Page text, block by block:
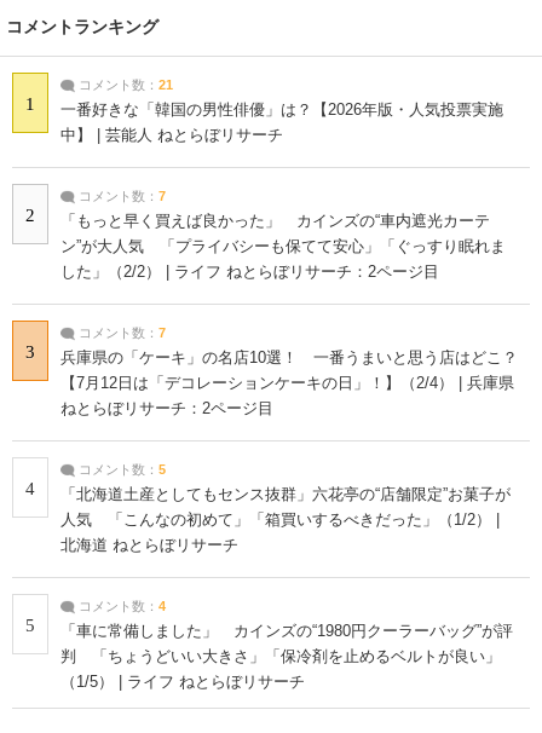
コメントランキング
1
コメント数： 21
一番好きな「韓国の男性俳優」は？【2026年版・人気投票実施
中】 | 芸能人 ねとらぼリサーチ
2
コメント数： 7
「もっと早く買えば良かった」 カインズの“車内遮光カーテ
ン”が大人気 「プライバシーも保てて安心」「ぐっすり眠れま
した」（2/2） | ライフ ねとらぼリサーチ：2ページ目
3
コメント数： 7
兵庫県の「ケーキ」の名店10選！ 一番うまいと思う店はどこ？
【7月12日は「デコレーションケーキの日」！】（2/4） | 兵庫県
ねとらぼリサーチ：2ページ目
4
コメント数： 5
「北海道土産としてもセンス抜群」六花亭の“店舗限定”お菓子が
人気 「こんなの初めて」「箱買いするべきだった」（1/2） |
北海道 ねとらぼリサーチ
5
コメント数： 4
「車に常備しました」 カインズの“1980円クーラーバッグ”が評
判 「ちょうどいい大きさ」「保冷剤を止めるベルトが良い」
（1/5） | ライフ ねとらぼリサーチ